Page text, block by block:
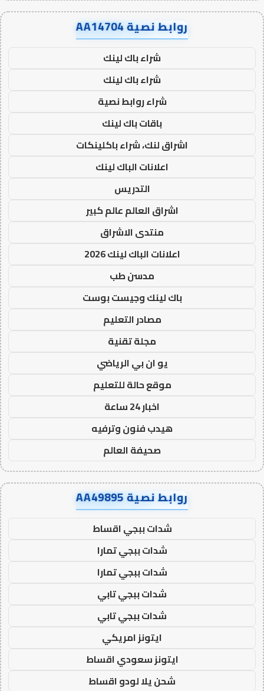
روابط نصية AA14704
شراء باك لينك
شراء باك لينك
شراء روابط نصية
باقات باك لينك
اشراق لنك، شراء باكلينكات
اعلانات الباك لينك
التدريس
اشراق العالم عالم كبير
منتدى الاشراق
اعلانات الباك لينك 2026
مدسن طب
باك لينك وجيست بوست
مصادر التعليم
مجلة تقنية
يو ان بي الرياضي
موقع حالة للتعليم
اخبار 24 ساعة
هيدب فنون وترفيه
صحيفة العالم
روابط نصية AA49895
شدات ببجي اقساط
شدات ببجي تمارا
شدات ببجي تمارا
شدات ببجي تابي
شدات ببجي تابي
ايتونز امريكي
ايتونز سعودي اقساط
شحن يلا لودو اقساط